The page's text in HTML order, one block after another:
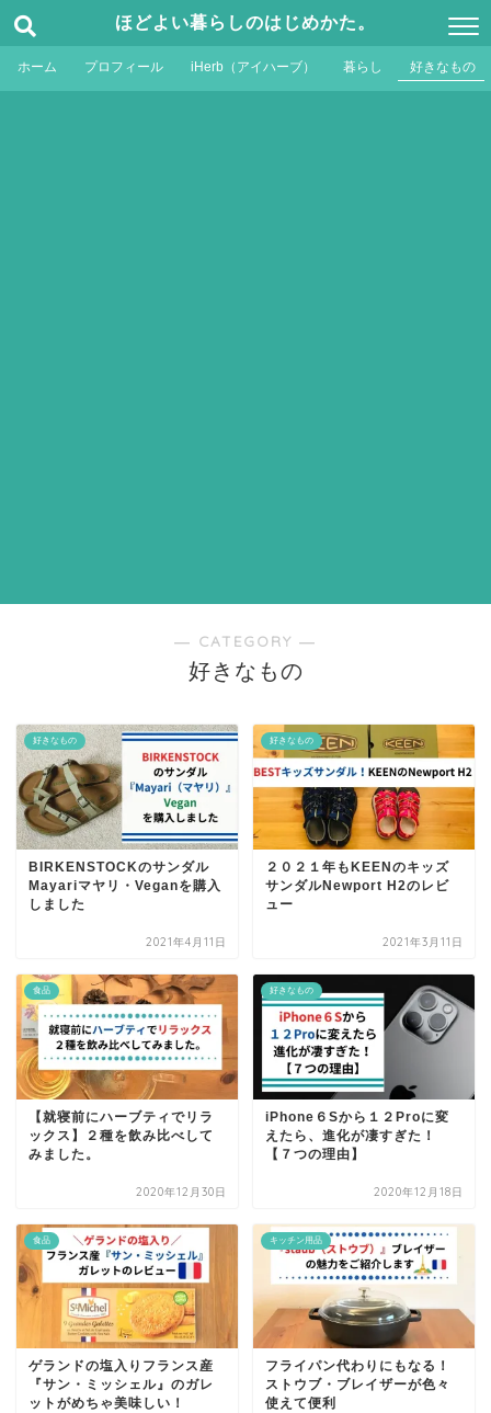
ほどよい暮らしのはじめかた。
ホーム プロフィール iHerb（アイハーブ） 暮らし 好きなもの
― CATEGORY ―
好きなもの
好きなもの
BIRKENSTOCKのサンダル
Mayariマヤリ・Veganを購入
しました
2021年4月11日
好きなもの
２０２１年もKEENのキッズ
サンダルNewport H2のレビ
ュー
2021年3月11日
食品
【就寝前にハーブティでリラ
ックス】２種を飲み比べして
みました。
2020年12月30日
好きなもの
iPhone６Sから１２Proに変
えたら、進化が凄すぎた！
【７つの理由】
2020年12月18日
食品
ゲランドの塩入りフランス産
『サン・ミッシェル』のガレ
ットがめちゃ美味しい！
キッチン用品
フライパン代わりにもなる！
ストウブ・ブレイザーが色々
使えて便利